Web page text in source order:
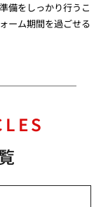
備をしっかり行うこ
ーム期間を過ごせる